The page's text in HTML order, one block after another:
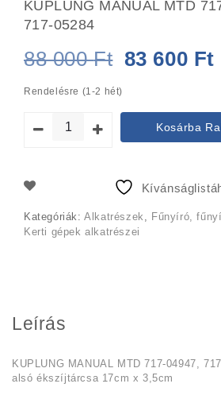
KUPLUNG MANUAL MTD
717-05284
88 000Ft Original
price
was:
88
000 Ft.
83 600 Ft
Rendelésre (1-2 hét)
Kosárba
Kategóriák:Alkatrészek , Fűnyíró,
Kerti gépek alkatrészei
Leírás
KUPLUNG MANUAL MTD 717-04947,
alsó ékszíjtárcsa 17cm x 3,5cm